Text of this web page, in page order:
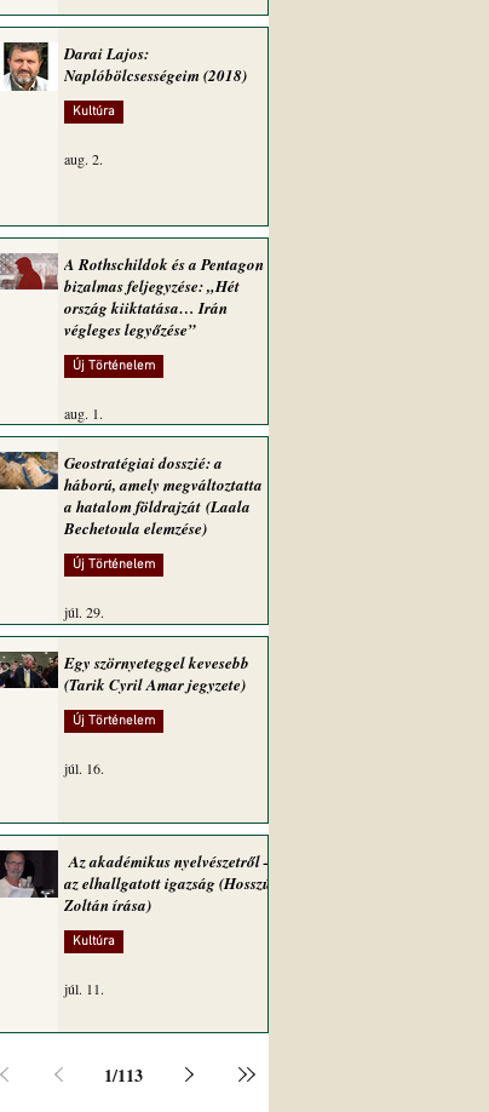
Darai Lajos:
Naplóbölcsességeim (2018)
Kultúra
aug. 2.
A Rothschildok és a Pentagon
bizalmas feljegyzése: „Hét
ország kiiktatása… Irán
végleges legyőzése”
Új Történelem
aug. 1.
Geostratégiai dosszié: a
háború, amely megváltoztatta
a hatalom földrajzát (Laala
Bechetoula elemzése)
Új Történelem
júl. 29.
Egy szörnyeteggel kevesebb
(Tarik Cyril Amar jegyzete)
Új Történelem
júl. 16.
Az akadémikus nyelvészetről –
az elhallgatott igazság (Hosszú
Zoltán írása)
Kultúra
júl. 11.
1/113